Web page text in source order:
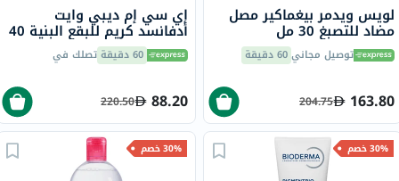
لويس ويدمر بيغماكير مصل
مضاد للتصبغ 30 مل
توصيل مجاني60 دقيقة
163.80
204.75
إي سي إم ديبي وايت
أدفانسد كريم للبقع البنية 40
مل 60 دقيقة تصلك في
88.20
220.50
30% خصم 30% خصم